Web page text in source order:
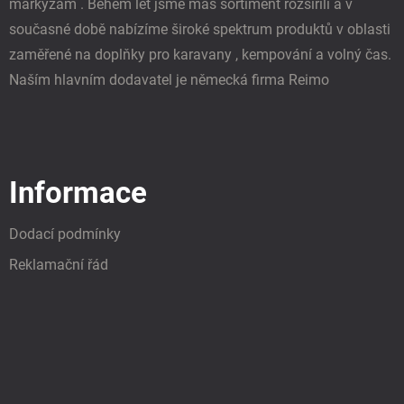
markýzám . Během let jsme máš sortiment rozšířili a v
současné době nabízíme široké spektrum produktů v oblasti
zaměřené na doplňky pro karavany , kempování a volný čas.
Naším hlavním dodavatel je německá firma Reimo
Informace
Dodací podmínky
Reklamační řád